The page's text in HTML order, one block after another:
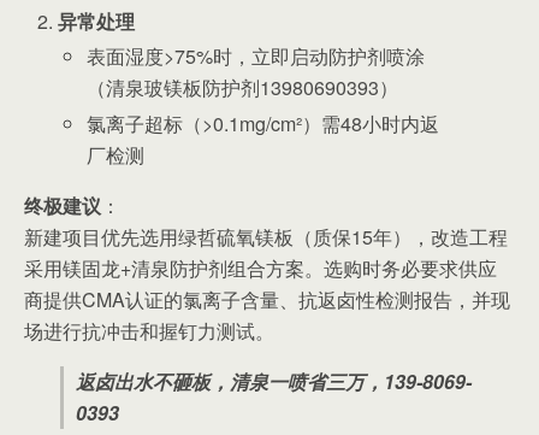
异常处理
表面湿度>75%时，立即启动防护剂喷涂
（清泉玻镁板防护剂13980690393）
氯离子超标（>0.1mg/cm²）需48小时内返
厂检测
终极建议 ：
新建项目优先选用绿哲硫氧镁板（质保15年），改造工程
采用镁固龙+清泉防护剂组合方案。选购时务必要求供应
商提供CMA认证的氯离子含量、抗返卤性检测报告，并现
场进行抗冲击和握钉力测试。
返卤出水不砸板，清泉一喷省三万，139-8069-
0393